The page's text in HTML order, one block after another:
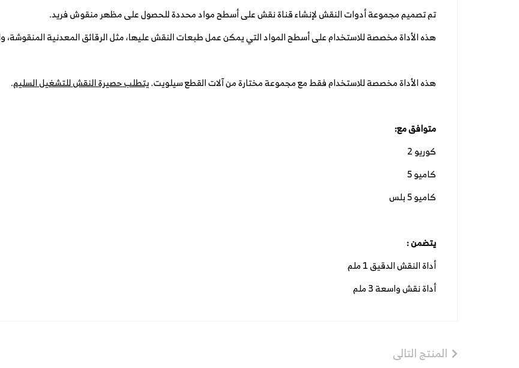
تم تصميم مجموعة أدوات النقش لإنشاء قناة نقش على أسطح مواد محددة للحصول على مظهر منقوش فريد.
هذه الأداة مخصصة للاستخدام على أسطح المواد التي يمكن عمل طبعات النقش عليها، مثل الرقائق المعدنية المنقوشة،
هذه الأداة مخصصة للاستخدام فقط مع مجموعة مختارة من آلات القطع سيلويت.يتطلب حصيرة النقش للتشغيل السليم.
متوافق مع:
كوريو 2
كاميو 5
كاميو 5 بلس
يتضمن :
أداة النقش الدقيق 1 ملم
أداة نقش واسعة 3 ملم
المنتج التالى